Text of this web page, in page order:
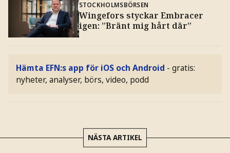
STOCKHOLMSBÖRSEN
Wingefors styckar Embracer
igen: ”Bränt mig hårt där”
Hämta EFN:s app för iOS och Android - gratis:
nyheter, analyser, börs, video, podd
NÄSTA ARTIKEL